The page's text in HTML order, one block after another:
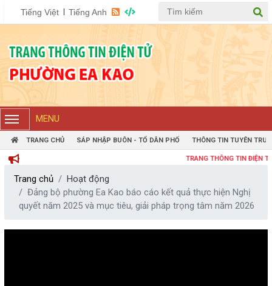
Tiếng Việt Tiếng Anh
MENU
TRANG CHỦ SÁP NHẬP BUÔN - TỔ DÂN PHỐ THÔNG TIN TUYÊN
TRANG THÔNG TIN ĐIỆN TỬ
Trang chủ
Hoạt động
Đảng bộ phường Ea Kao báo cáo kết quả thực hiện Nghị
quyết năm 2025 và mục tiêu, giải pháp trọng tâm năm 2026